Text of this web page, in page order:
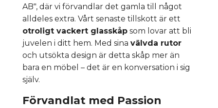
AB", där vi förvandlar det gamla till något
alldeles extra. Vårt senaste tillskott är ett
otroligt vackert glasskåp som lovar att bli
juvelen i ditt hem. Med sina välvda rutor
och utsökta design är detta skåp mer än
bara en möbel – det är en konversation i sig
själv.
Förvandlat med Passion